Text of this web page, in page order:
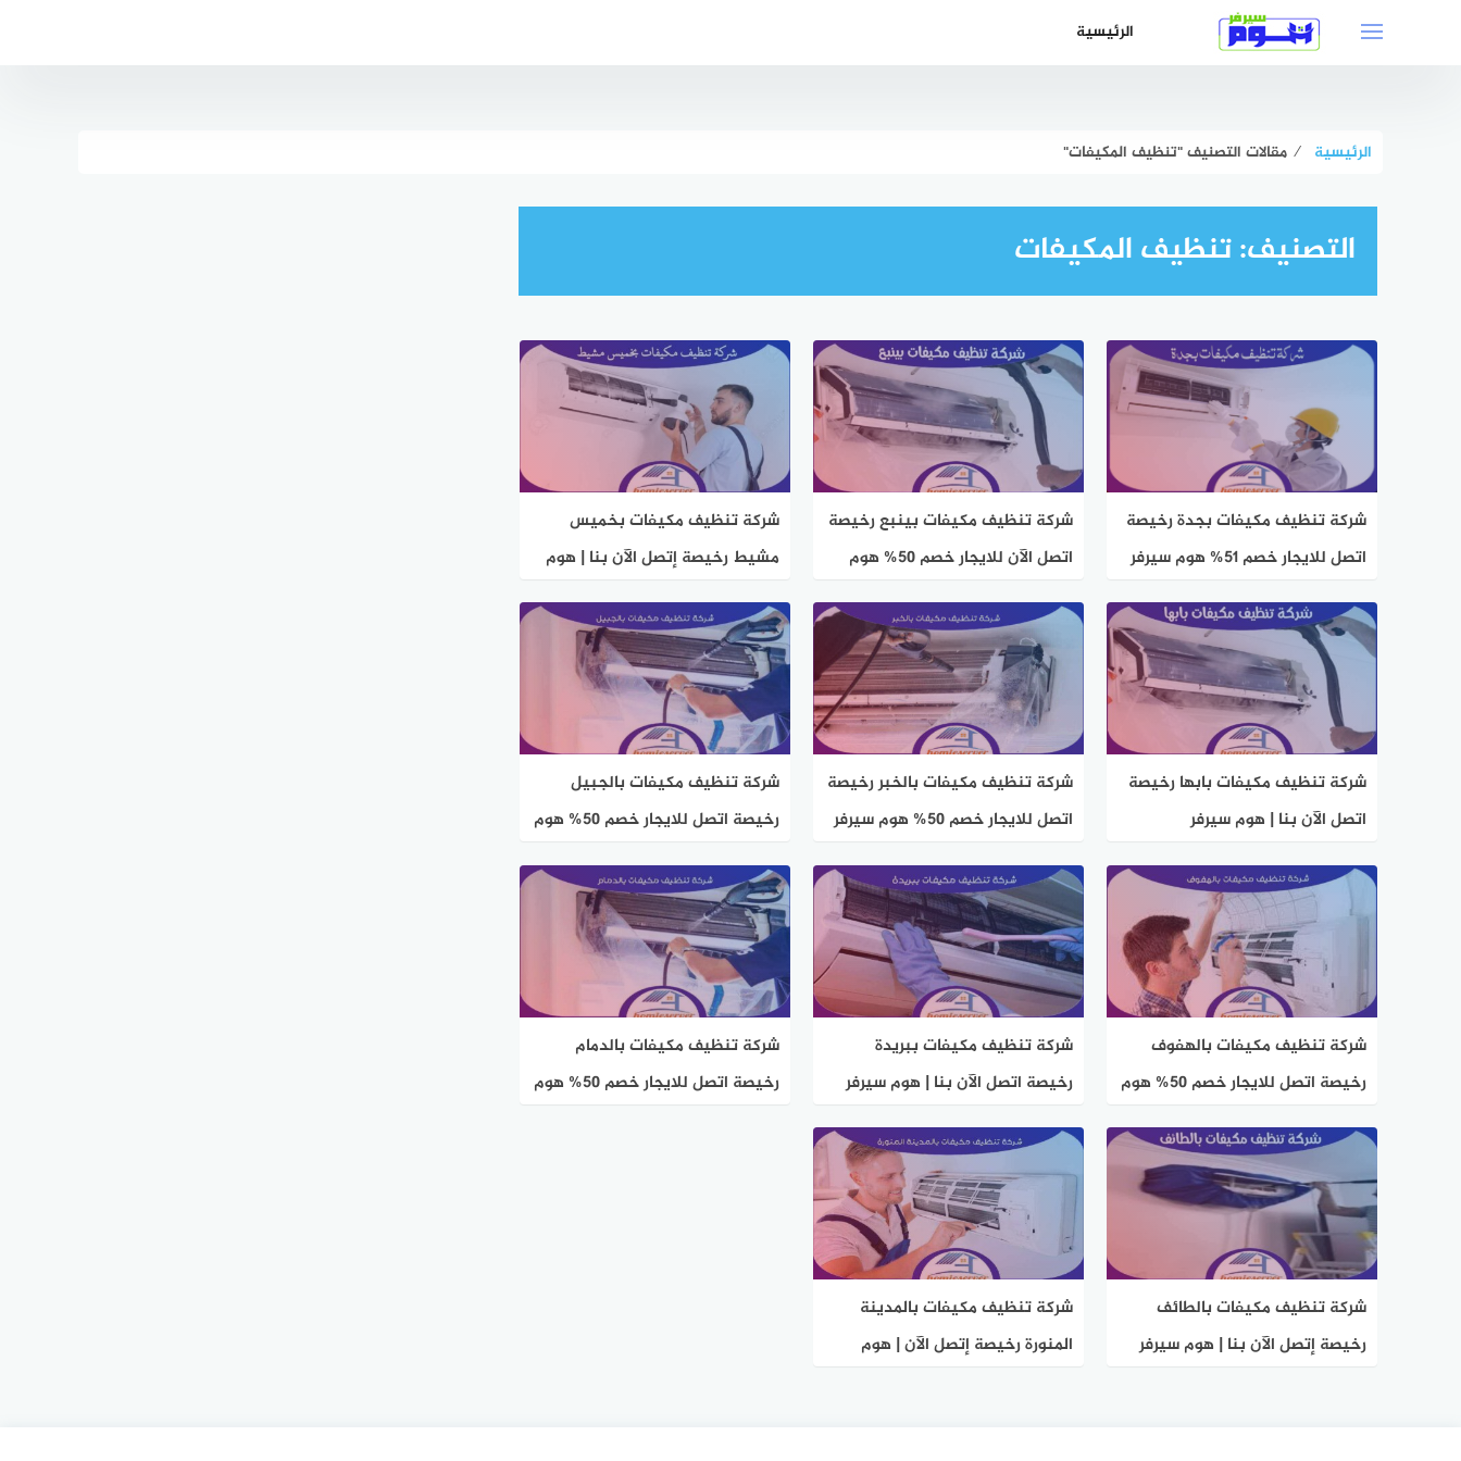
الرئيسية
الرئيسية ⁄ مقالات التصنيف "تنظيف المكيفات"
التصنيف:تنظيف المكيفات
شركة تنظيف مكيفات بجدة رخيصة
اتصل للايجار خصم 51% هوم سيرفر
شركة تنظيف مكيفات بينبع رخيصة
اتصل الآن للايجار خصم 50% هوم
شركة تنظيف مكيفات بخميس
مشيط رخيصة إتصل الآن بنا | هوم
شركة تنظيف مكيفات بابها رخيصة
اتصل الآن بنا | هوم سيرفر
شركة تنظيف مكيفات بالخبر رخيصة
اتصل للايجار خصم 50% هوم سيرفر
شركة تنظيف مكيفات بالجبيل
رخيصة اتصل للايجار خصم 50% هوم
شركة تنظيف مكيفات بالهفوف
رخيصة اتصل للايجار خصم 50% هوم
شركة تنظيف مكيفات ببريدة
رخيصة اتصل الآن بنا | هوم سيرفر
شركة تنظيف مكيفات بالدمام
رخيصة اتصل للايجار خصم 50% هوم
شركة تنظيف مكيفات بالطائف
رخيصة إتصل الآن بنا | هوم سيرفر
شركة تنظيف مكيفات بالمدينة
المنورة رخيصة إتصل الآن | هوم